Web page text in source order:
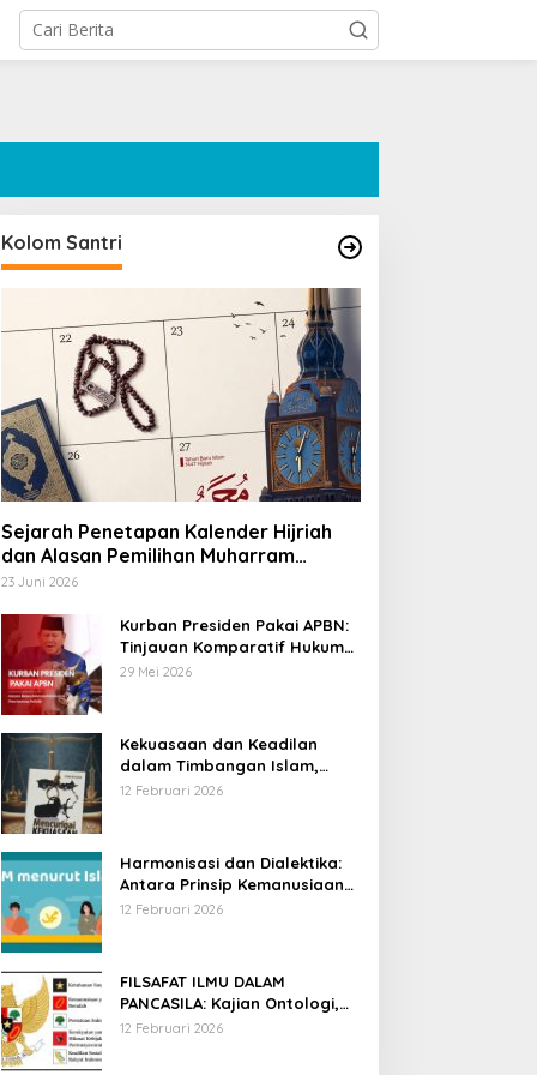
Kolom Santri
Sejarah Penetapan Kalender Hijriah
dan Alasan Pemilihan Muharram
sebagai Awal Tahun
23 Juni 2026
Kurban Presiden Pakai APBN:
Tinjauan Komparatif Hukum
Islam dan Positif Negara
29 Mei 2026
Kekuasaan dan Keadilan
dalam Timbangan Islam,
Membaca Mencurigai
12 Februari 2026
Harmonisasi dan Dialektika:
Antara Prinsip Kemanusiaan
Islam dan Hak Asasi Manusia
12 Februari 2026
FILSAFAT ILMU DALAM
PANCASILA: Kajian Ontologi,
Epistemologi, dan Aksiologi
12 Februari 2026